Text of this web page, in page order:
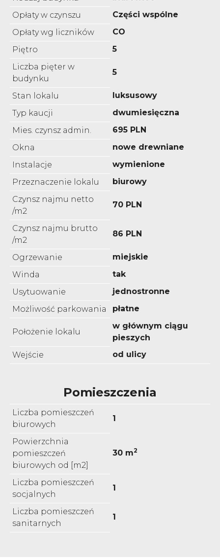
Opłaty w czynszu
Części wspólne
Opłaty wg liczników
CO
Piętro
5
Liczba pięter w
budynku
5
Stan lokalu
luksusowy
Typ kaucji
dwumiesięczna
Mies. czynsz admin.
695 PLN
Okna
nowe drewniane
Instalacje
wymienione
Przeznaczenie lokalu
biurowy
Czynsz najmu netto
/m2
70 PLN
Czynsz najmu brutto
/m2
86 PLN
Ogrzewanie
miejskie
Winda
tak
Usytuowanie
jednostronne
Możliwość parkowania
płatne
Położenie lokalu
w głównym ciągu
pieszych
Wejście
od ulicy
Pomieszczenia
Liczba pomieszczeń
biurowych
1
Powierzchnia
pomieszczeń
biurowych od [m2]
30 m2
Liczba pomieszczeń
socjalnych
1
Liczba pomieszczeń
sanitarnych
1